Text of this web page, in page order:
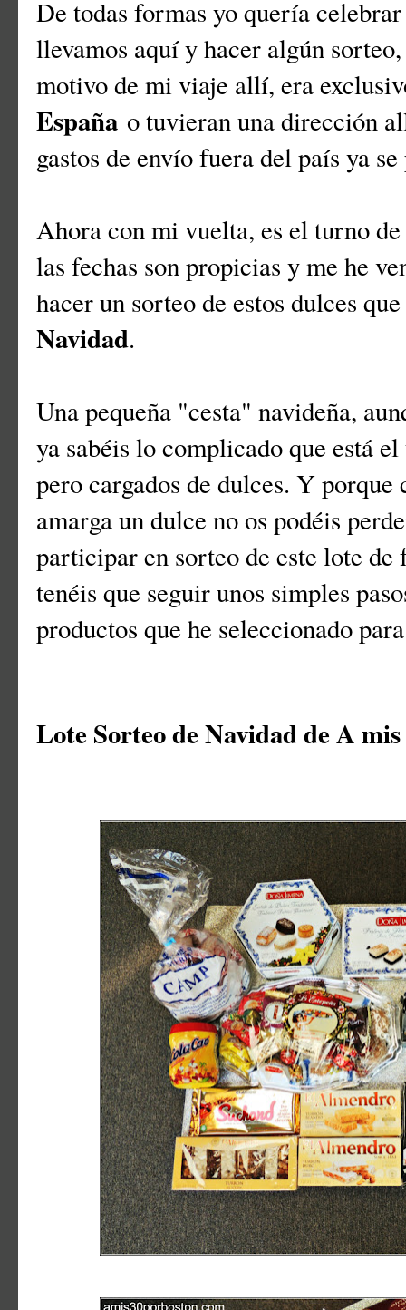
De todas formas yo quería
llevamos aquí y hacer algún
motivo de mi viaje allí, era
España o tuvieran una dirección
gastos de envío fuera del país ya
Ahora con mi vuelta, es el turno
las fechas son propicias y me he
hacer un sorteo de estos dulces
Navidad.
Una pequeña "cesta" navideña,
ya sabéis lo complicado que está
pero cargados de dulces. Y
amarga un dulce no os podéis
participar en sorteo de este lote
tenéis que seguir unos simples
productos que he seleccionado
Lote Sorteo de Navidad de A